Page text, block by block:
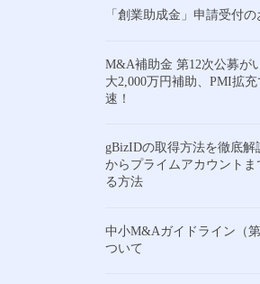
「創業助成金」申請受付
M&A補助金 第12次公募が
大2,000万円補助、PMI拡
速！
gBizIDの取得方法を徹底
からプライムアカウント
る方法
中小M&Aガイドライン（
ついて